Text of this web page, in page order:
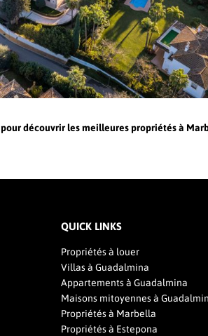
pour découvrir les meilleures propriétés à
QUICK LINKS
Propriétés à louer
Villas à Guadalmina
Appartements à Guadalmina
Maisons mitoyennes à
Propriétés à Marbella
Propriétés à Estepona